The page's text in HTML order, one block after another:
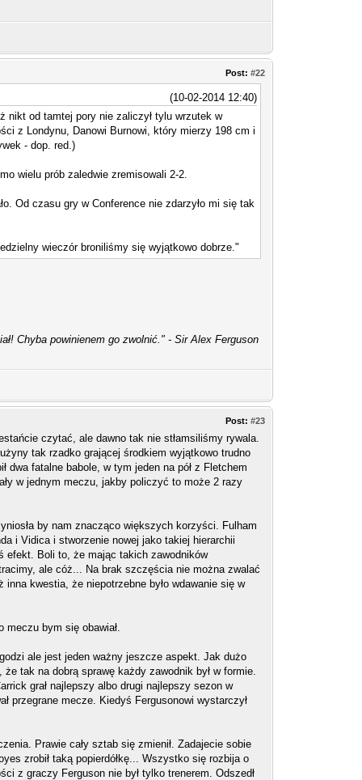
Post:#22
(10-02-2014 12:40)
nikt od tamtej pory nie zaliczył tylu wrzutek w
z Londynu, Danowi Burnowi, który mierzy 198 cm i
- dop. red.)
wielu prób zaledwie zremisowali 2-2.
Od czasu gry w Conference nie zdarzyło mi się tak
wieczór broniliśmy się wyjątkowo dobrze."
Chyba powinienem go zwolnić." - Sir Alex Ferguson
Post:#23
czytać, ale dawno tak nie stłamsiliśmy rywala.
tak rzadko grającej środkiem wyjątkowo trudno
dwa fatalne babole, w tym jeden na pół z Fletchem
w jednym meczu, jakby policzyć to może 2 razy
by nam znacząco większych korzyści. Fulham
i Vidica i stworzenie nowej jako takiej hierarchii
efekt. Boli to, że mając takich zawodników
ale cóż... Na brak szczęścia nie można zwalać
kwestia, że niepotrzebne było wdawanie się w
bym się obawiał.
ale jest jeden ważny jeszcze aspekt. Jak dużo
tak na dobrą sprawę każdy zawodnik był w formie.
grał najlepszy albo drugi najlepszy sezon w
przegrane mecze. Kiedyś Fergusonowi wystarczył
Prawie cały sztab się zmienił. Zadajecie sobie
zrobił taką popierdółkę... Wszystko się rozbija o
z graczy Ferguson nie był tylko trenerem. Odszedł